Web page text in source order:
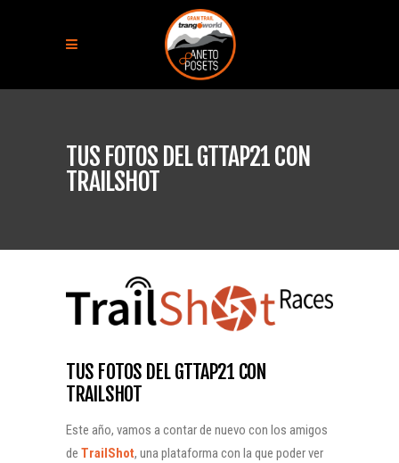
TUS FOTOS DEL GTTAP21 CON
TRAILSHOT
TUS FOTOS DEL GTTAP21 CON
TRAILSHOT
Este año, vamos a contar de nuevo con los amigos
de TrailShot, una plataforma con la que poder ver